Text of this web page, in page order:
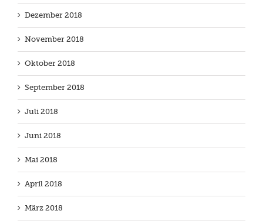
Dezember 2018
November 2018
Oktober 2018
September 2018
Juli 2018
Juni 2018
Mai 2018
April 2018
März 2018